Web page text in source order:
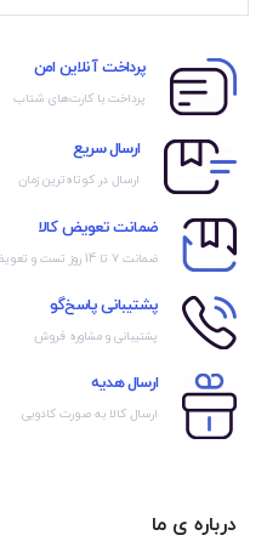
پرداخت آنلاین امن
پرداخت با کارت‌های شتاب
ارسال سریع
ارسال در کوتاه‌ترین زمان
ضمانت تعویض کالا
ضمانت ۷ تا 14 روز تست و تعویض
پشتیبانی پاسخ‌گو
پشتیبانی و مشاوره فروش
ارسال هدیه
ارسال کالا به صورت کادویی
درباره ی ما